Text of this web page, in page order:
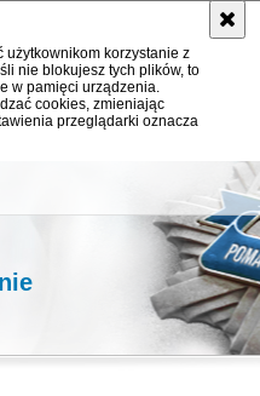
użytkownikom korzystanie z
nie blokujesz tych plików, to
w pamięci urządzenia.
cookies, zmieniając
przeglądarki oznacza